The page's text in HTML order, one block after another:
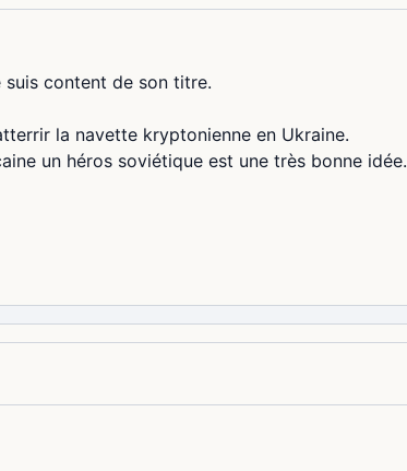
content de son titre.
la navette kryptonienne en Ukraine.
un héros soviétique est une très bonne idée.